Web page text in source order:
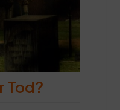
Tod?